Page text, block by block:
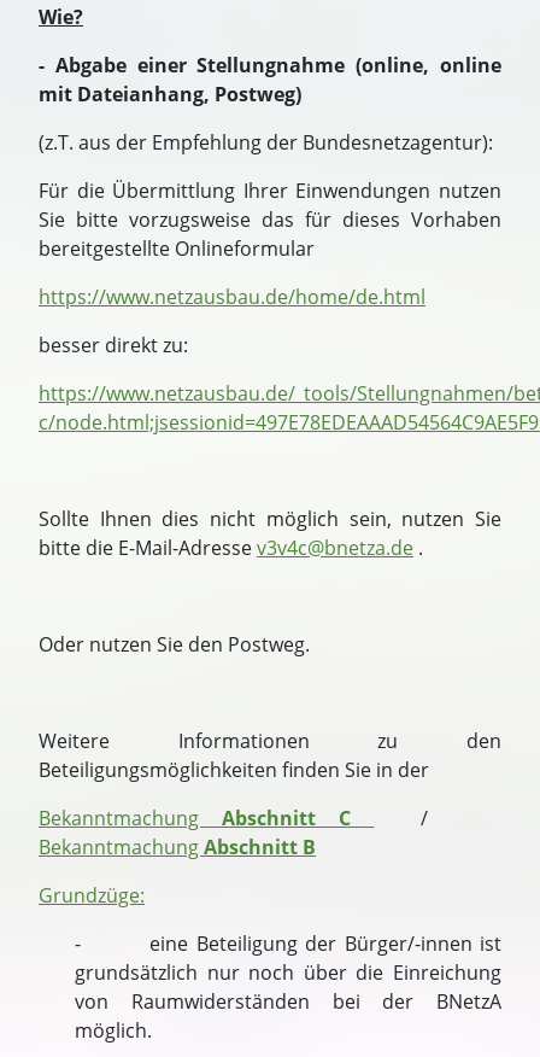
Wie?
- Abgabe einer Stellungnahme (online, online
mit Dateianhang, Postweg)
(z.T. aus der Empfehlung der Bundesnetzagentur):
Für die Übermittlung Ihrer Einwendungen nutzen
Sie bitte vorzugsweise das für dieses Vorhaben
bereitgestellte Onlineformular
https://www.netzausbau.de/home/de.html
besser direkt zu:
https://www.netzausbau.de/_tools/Stellungnahmen/
c/
Sollte Ihnen dies nicht möglich sein, nutzen Sie
bitte die E-Mail-Adressev3v4c@bnetza.de .
Oder nutzen Sie den Postweg.
Weitere Informationen zu den
Beteiligungsmöglichkeiten finden Sie in der
BekanntmachungAbschnitt C
/
BekanntmachungAbschnitt B
Grundzüge:
- eine Beteiligung der Bürger/-innen ist
grundsätzlich nur noch über die Einreichung
von Raumwiderständen bei der BNetzA
möglich.